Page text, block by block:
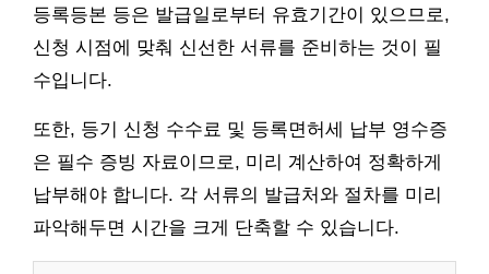
등록등본 등은 발급일로부터 유효기간이 있으므로,
신청 시점에 맞춰 신선한 서류를 준비하는 것이 필
수입니다.
또한, 등기 신청 수수료 및 등록면허세 납부 영수증
은 필수 증빙 자료이므로, 미리 계산하여 정확하게
납부해야 합니다. 각 서류의 발급처와 절차를 미리
파악해두면 시간을 크게 단축할 수 있습니다.